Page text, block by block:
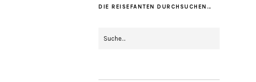
DIE REISEFANTEN DURCHSUCHEN…